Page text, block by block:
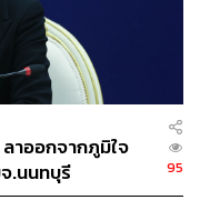
าออกจากภูมิใจ
.นนทบุรี
95